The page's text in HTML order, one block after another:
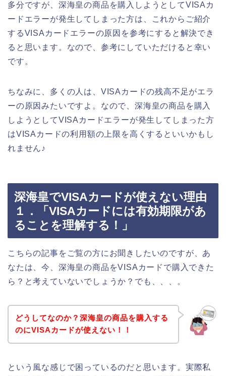
多分ですが、深海皇の商品を購入しようとしてVISAカ
ードエラーが発生してしまった方は、これからご紹介
するVISAカードエラーの原因を参考にすると解決でき
ると思います。なので、参考にしていただけると幸い
です。
ちなみに、多くの人は、VISAカードの残高不足がエラ
ーの原因みたいですよ。なので、深海皇の商品を購入
しようとしてVISAカードエラーが発生してしまった方
はVISAカードの利用額の上限を高くするといいかもし
れません♪
深海皇でVISAカードが使えない理由
１．「VISAカードには有効期限があ
ることを理解する！」
こちらの記事をご覧の方にお聞きしたいのですが、あ
なたは、今、深海皇の商品をVISAカードで購入できた
ら？と考えていないでしょうか？でも、、、。
どうしてなのか？深海皇の商品を購入する
のにVISAカードが使えない！！
という風な感じで困っているのだと思います。実際私